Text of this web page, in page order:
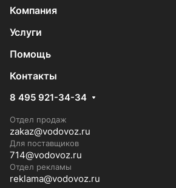
Компания
Услуги
Помощь
Контакты
8 495 921-34-34
Отдел продаж
zakaz@vodovoz.ru
Для поставщиков
714@vodovoz.ru
Отдел рекламы
reklama@vodovoz.ru